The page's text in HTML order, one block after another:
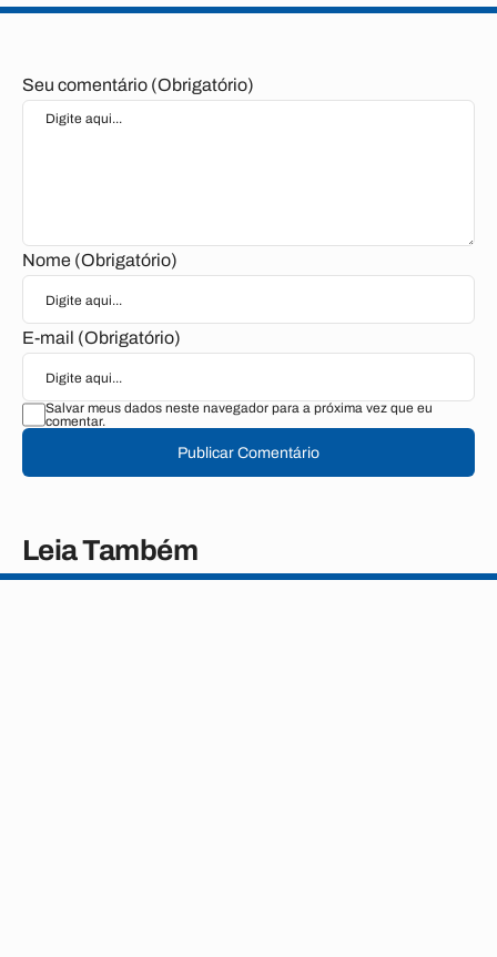
Seu comentário (Obrigatório)
Nome (Obrigatório)
E-mail (Obrigatório)
Salvar meus dados neste navegador para a próxima vez que eu
comentar.
Publicar Comentário
Leia Também